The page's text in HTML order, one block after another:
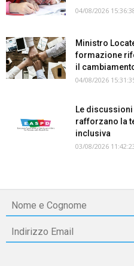
04/08/2026
Ministro
formazione
il
04/08/2026
Le
rafforzano la
inclusiva
03/08/2026